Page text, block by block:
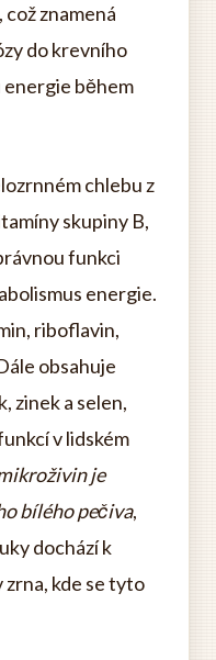
což znamená
do krevního
energie během
chlebu z
skupiny B,
funkci
energie.
riboflavin,
obsahuje
zinek a selen,
v lidském
je
bílého pečiva,
dochází k
kde se tyto